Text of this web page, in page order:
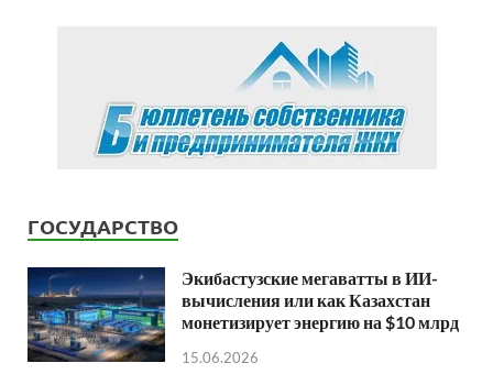
ГОСУДАРСТВО
Экибастузские мегаватты в ИИ-
вычисления или как Казахстан
монетизирует энергию на $10 млрд
15.06.2026